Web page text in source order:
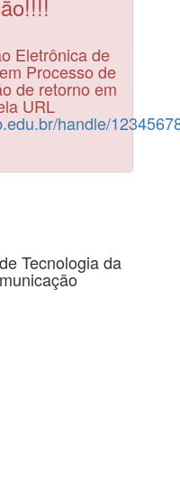
Eletrônica de
Processo de
de retorno em
URL
handle/
Tecnologia da